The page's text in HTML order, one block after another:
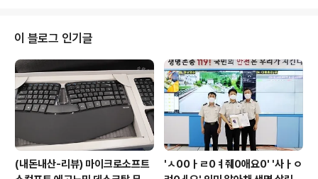
나, 이렇게 성실하게 갚아나가는 빚쟁이라면 여유만 있으
면 봐주고, 여유만 빚을 탕감해주는 것도 고려해볼 일이 아
니었을까 싶다. 어쨌든 갚아나간 것도 대단하고, 그걸 기다
려준 쪽도 대단하다. 능력만 있으면, 실패는 또 하나의 경험
이 될 수 있는 것이라 생각한다. 그걸 극복해내는 것이 능력
이라 생각되고, 부끄러워하지 ..
이 블로그 인기글
(내돈내산-리뷰) 마이크로소프트
'ㅅ00ㅏㄹ0ㅕ줴0애요0' '사ㅏㅇ